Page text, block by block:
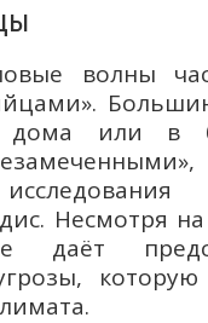
волны
дома или в
Несмотря
даёт
которую